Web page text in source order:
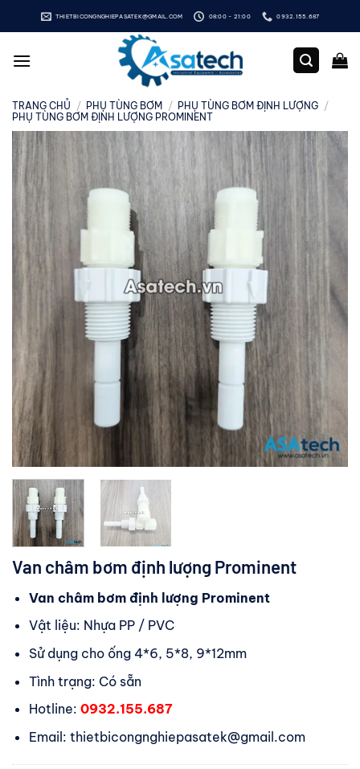
qua
dung
THIETBICONGNGHIEPASATEK@GMAIL.COM 08:00 - 21:00 0932.155.687
TRANG CHỦ / PHỤ TÙNG BƠM / PHỤ TÙNG BƠM ĐỊNH LƯỢNG /
PHỤ TÙNG BƠM ĐỊNH LƯỢNG PROMINENT
Van châm bơm định lượng Prominent
Van châm bơm định lượng Prominent
Vật liệu: Nhựa PP / PVC
Sử dụng cho ống 4*6, 5*8, 9*12mm
Tình trạng: Có sẵn
Hotline: 0932.155.687
Email: thietbicongnghiepasatek@gmail.com